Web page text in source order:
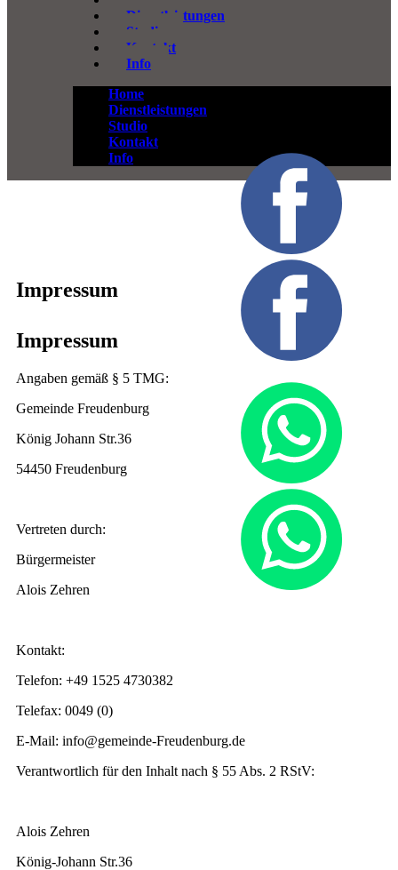
Dienstleistungen
Studio
Kontakt
Info
Home
Dienstleistungen
Studio
Kontakt
Info
Impressum
Impressum
Angaben gemäß § 5 TMG:
Gemeinde Freudenburg
König Johann Str.36
54450 Freudenburg
Vertreten durch:
Bürgermeister
Alois Zehren
Kontakt:
Telefon: +49 1525 4730382
Telefax: 0049 (0)
E-Mail: info@gemeinde-Freudenburg.de
Verantwortlich für den Inhalt nach § 55 Abs. 2 RStV:
Alois Zehren
König-Johann Str.36